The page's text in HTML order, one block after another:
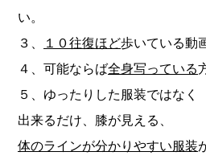
い。
３、
１０往復ほど歩いている動
４、可能ならば全身写っている
５、ゆったりした服装ではなく
出来るだけ、膝が見える、
体のラインが分かりやすい服装